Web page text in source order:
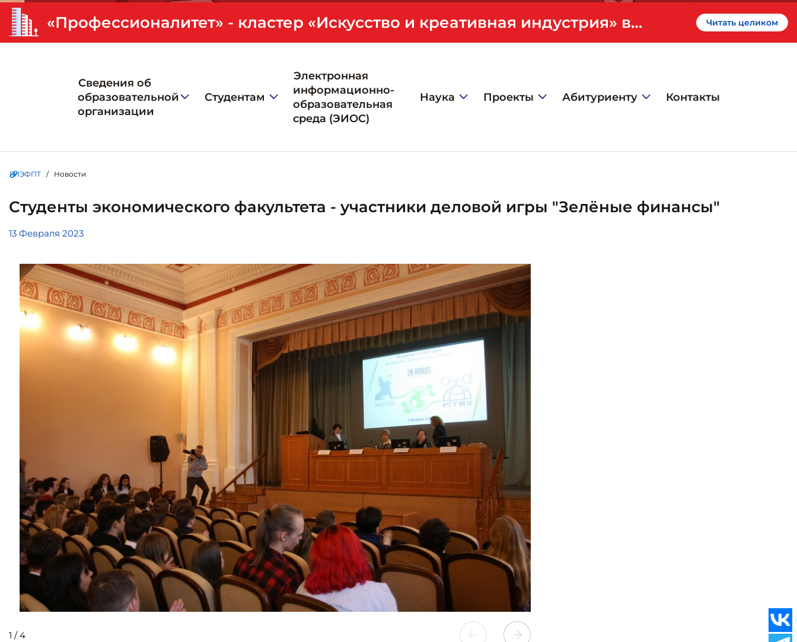
«Профессионалитет» - кластер «Искусство и креативная индустрия» в ГИЭФПТ Читать целиком
Сведения об
образовательной
организации
Студентам
Электронная
информационно-
образовательная
среда (ЭИОС)
Наука Проекты Абитуриенту Контакты
ГИЭФПТ / Новости
Студенты экономического факультета - участники деловой игры "Зелёные финансы"
13 Февраля 2023
1 /4